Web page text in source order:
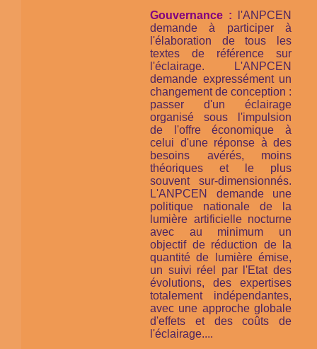
Gouvernance :
l'ANPCEN
demande à participer à
l'élaboration de tous les
textes de référence sur
l'éclairage. L'ANPCEN
demande expressément un
changement de conception :
passer d'un éclairage
organisé sous l'impulsion
de l'offre économique à
celui d'une réponse à des
besoins avérés, moins
théoriques et le plus
souvent sur-dimensionnés.
L'ANPCEN demande une
politique nationale de la
lumière artificielle nocturne
avec au minimum un
objectif de réduction de la
quantité de lumière émise,
un suivi réel par l'Etat des
évolutions, des expertises
totalement indépendantes,
avec une approche globale
d'effets et des coûts de
l'éclairage....